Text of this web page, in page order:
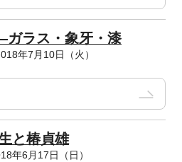
ラス・象牙・漆
年7月10日（火）
と椿貞雄
年6月17日（日）